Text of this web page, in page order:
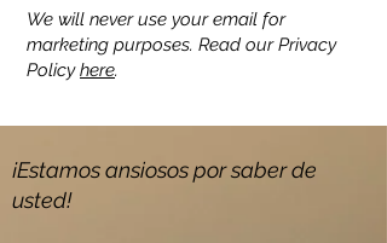
We will never use your email for
marketing purposes. Read our Privacy
Policyhere.
¡Estamos ansiosos por saber de
usted!